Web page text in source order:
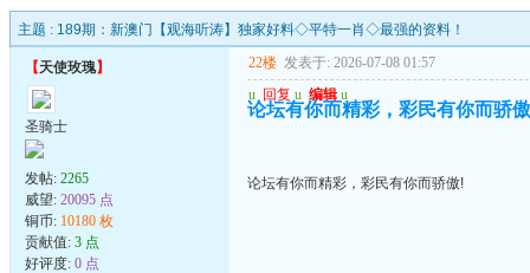
主题 : 189期：新澳门【观海听涛】独家好料◇平特一肖◇最强的资料！
【天使玫瑰】
圣骑士
发帖: 2265
威望: 20095 点
铜币: 10180 枚
贡献值: 3 点
好评度: 0 点
22楼 发表于: 2026-07-08 01:57
u 回复 u 编辑 u
论坛有你而精彩，彩民有你而骄
论坛有你而精彩，彩民有你而骄傲!